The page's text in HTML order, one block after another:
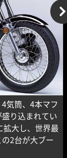
気筒、4本マフ
り込まれてい
大し、世界最
2台が大ブー